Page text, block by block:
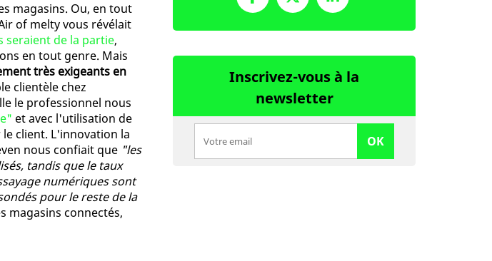
magasins. Ou, en tout
of melty vous révélait
seraient de la partie,
en tout genre. Mais
très exigeants en
clientèle chez
le professionnel nous
et avec l'utilisation de
client. L'innovation la
nous confiait que "les
tandis que le taux
numériques sont
pour le reste de la
magasins connectés,
Inscrivez-vous à la
newsletter
OK